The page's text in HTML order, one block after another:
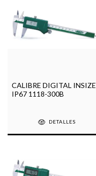
CALIBRE DIGITAL INSIZE
IP67 1118-300B
DETALLES